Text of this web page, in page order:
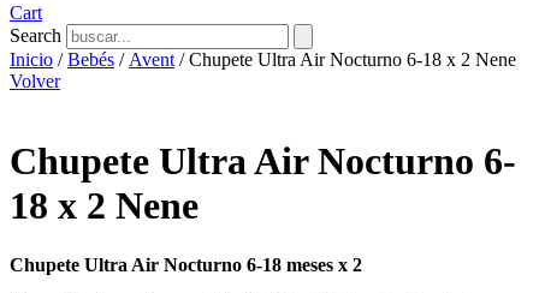
Cart
Search
Inicio /Bebés / Avent / Chupete Ultra Air Nocturno 6-18 x 2 Nene
Volver
Chupete Ultra Air Nocturno 6-
18 x 2 Nene
Chupete Ultra Air Nocturno 6-18 meses x 2